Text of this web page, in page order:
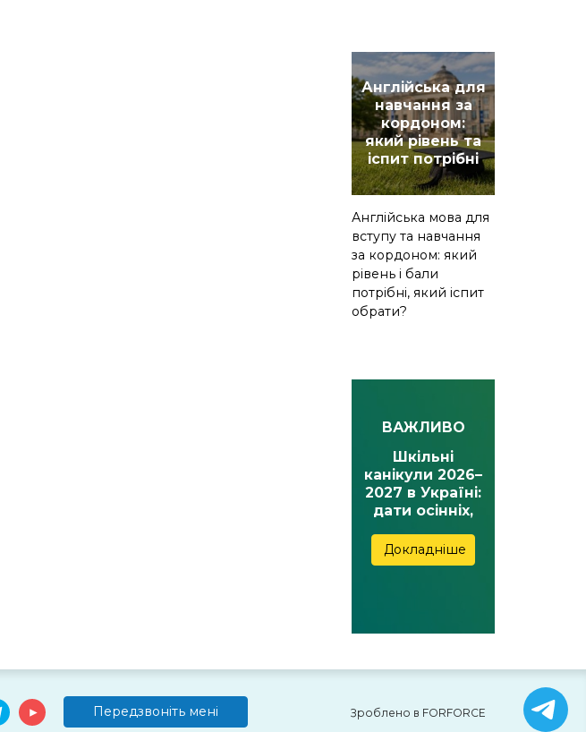
Англійська для
навчання за
кордоном:
який рівень та
іспит потрібні
Англійська мова для
вступу та навчання
за кордоном: який
рівень і бали
потрібні, який іспит
обрати?
ВАЖЛИВО
Шкільні
канікули 2026–
2027 в Україні:
дати осінніх,
весняних та
літніх канікул
Докладніше
Передзвоніть мені Зроблено в FORFORCE